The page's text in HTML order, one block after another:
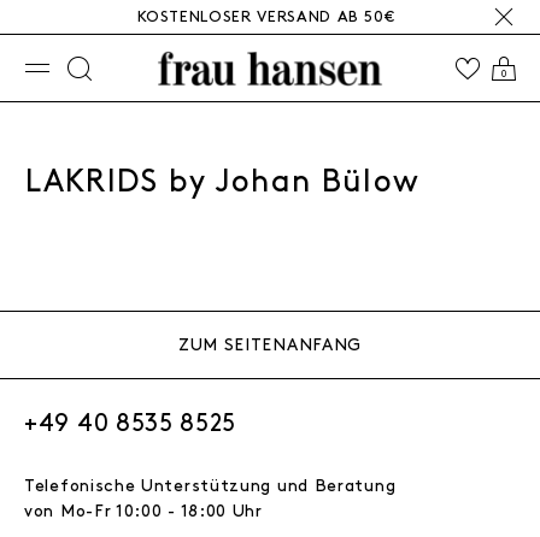
KOSTENLOSER VERSAND AB 50€
0
☰
LAKRIDS by Johan Bülow
ZUM SEITENANFANG
+49 40 8535 8525
Telefonische Unterstützung und Beratung
von Mo-Fr 10:00 - 18:00 Uhr